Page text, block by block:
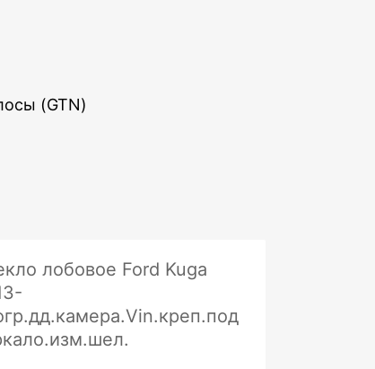
(GTN)
лобовое Ford Kuga